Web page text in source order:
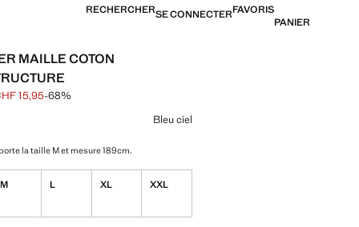
RECHERCHERSE CONNECTERFAVORIS
PANIER
MAILLE COTON
[CHF 49,95 ]
15,95 ]
15,95-68%
couleur
Bleu ciel
la taille M et mesure 189cm.
M L XL XXL